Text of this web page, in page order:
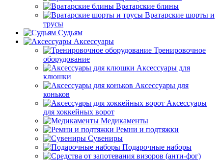
Вратарские блины
Вратарские шорты и
трусы
Судьям
Аксессуары
Тренировочное
оборудование
Аксессуары для
клюшки
Аксессуары для
коньков
Аксессуары
для хоккейных ворот
Медикаменты
Ремни и подтяжки
Сувениры
Подарочные наборы